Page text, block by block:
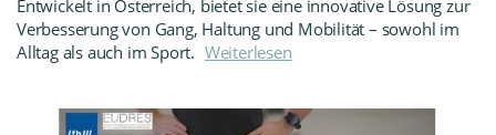
Entwickelt in Österreich, bietet sie eine innovative Lösung zur
Verbesserung von Gang, Haltung und Mobilität – sowohl im
Alltag als auch im Sport. Weiterlesen